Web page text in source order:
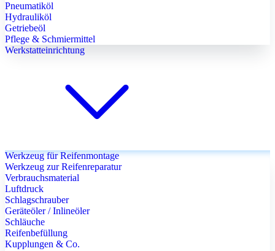
Pneumatiköl
Hydrauliköl
Getriebeöl
Pflege & Schmiermittel
Werkstatteinrichtung
Werkzeug für Reifenmontage
Werkzeug zur Reifenreparatur
Verbrauchsmaterial
Luftdruck
Schlagschrauber
Geräteöler / Inlineöler
Schläuche
Reifenbefüllung
Kupplungen & Co.